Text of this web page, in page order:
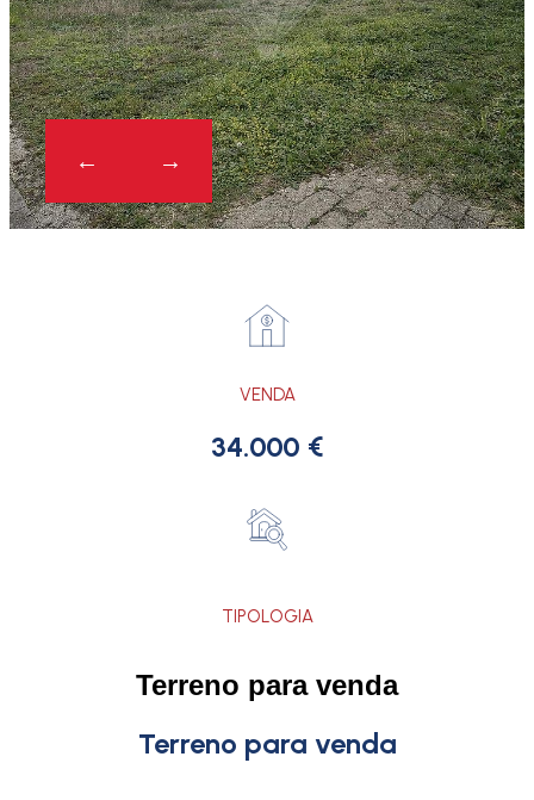
VENDA
34.000 €
TIPOLOGIA
Terreno para venda
Terreno para venda